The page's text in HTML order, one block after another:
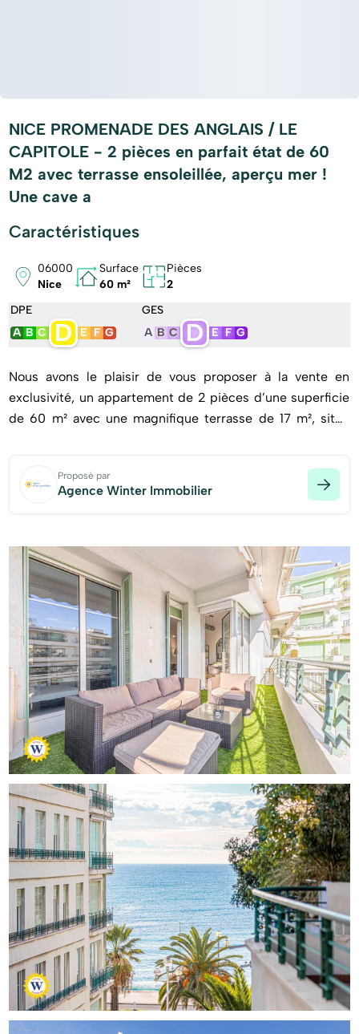
NICE PROMENADE DES ANGLAIS / LE
CAPITOLE - 2 pièces en parfait état de 60
M2 avec terrasse ensoleillée, aperçu mer !
Une cave a
Caractéristiques
06000
Nice
Surface
60 m²
Pièces
2
DPE
A B C D E F G
GES
A B C D E F G
Nous avons le plaisir de vous proposer à la vente en
exclusivité, un appartement de 2 pièces d’une superficie
de 60 m² avec une magnifique terrasse de 17 m², situé
Cette résidence emblématique, conçue entre 1947 et
incarne le charme architectural des années 1950. Elle
bénéficie 'un vaste jardin tropical agrémenté de fontaines
en retrait de la promenade, emplacement idéal, à
seulement quelques pas de la Promenade des Anglais.
Situé au 4ᵉ étage avec ascenseur, cet appartement a été
entièrement rénové avec des matériaux haut de gamme.
Lumineux et confortable, il dispose de prestations
modernes : Climatisation réversible, Double vitrage,
Aménagements soignés et contemporains
L’agencement se compose de :
- Une entrée avec placard / dressing
- Un spacieux séjour ouvert sur une cuisine américaine
aménagée et équipée, donnant sur une terrasse exposée
à l’Est, offrant un aperçu mer latéral et une vue dégagée
sur les jardins de la résidence
- Une grande chambre avec accès direct à la terrasse
- Une salle d’eau moderne
- Un WC indépendant
La terrasse, baignée de soleil du matin jusqu’à 13 h, est
l’endroit idéal pour profiter d’un petit-déjeuner ou d’un
moment de détente en toute sérénité.
Proposé par
Agence Winter Immobilier